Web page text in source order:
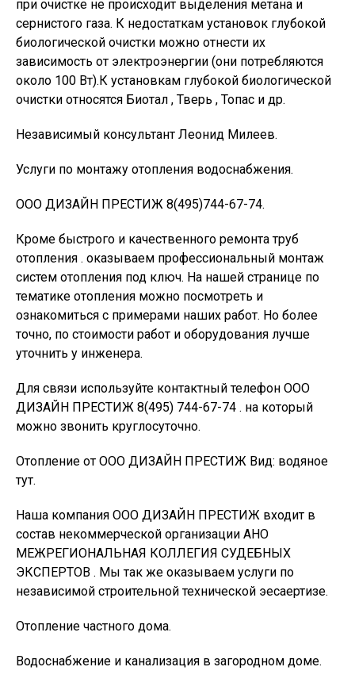
при очистке не происходит выделения метана и
сернистого газа. К недостаткам установок глубокой
биологической очистки можно отнести их
зависимость от электроэнергии (они потребляются
около 100 Вт).К установкам глубокой биологической
очистки относятся Биотал , Тверь , Топас и др.
Независимый консультант Леонид Милеев.
Услуги по монтажу отопления водоснабжения.
ООО ДИЗАЙН ПРЕСТИЖ 8(495)744-67-74.
Кроме быстрого и качественного ремонта труб
отопления . оказываем профессиональный монтаж
систем отопления под ключ. На нашей странице по
тематике отопления можно посмотреть и
ознакомиться с примерами наших работ. Но более
точно, по стоимости работ и оборудования лучше
уточнить у инженера.
Для связи используйте контактный телефон ООО
ДИЗАЙН ПРЕСТИЖ 8(495) 744-67-74 . на который
можно звонить круглосуточно.
Отопление от ООО ДИЗАЙН ПРЕСТИЖ Вид: водяное
тут.
Наша компания ООО ДИЗАЙН ПРЕСТИЖ входит в
состав некоммерческой организации АНО
МЕЖРЕГИОНАЛЬНАЯ КОЛЛЕГИЯ СУДЕБНЫХ
ЭКСПЕРТОВ . Мы так же оказываем услуги по
независимой строительной технической эесаертизе.
Отопление частного дома.
Водоснабжение и канализация в загородном доме.